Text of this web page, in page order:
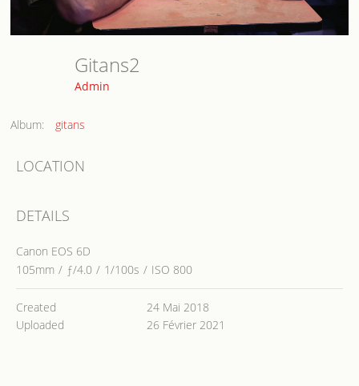
Gitans2
Admin
Album: gitans
LOCATION
DETAILS
Canon EOS 6D
105mm / ƒ/4.0 / 1/100s / ISO 800
Created
24 Mai 2018
Uploaded
26 Février 2021